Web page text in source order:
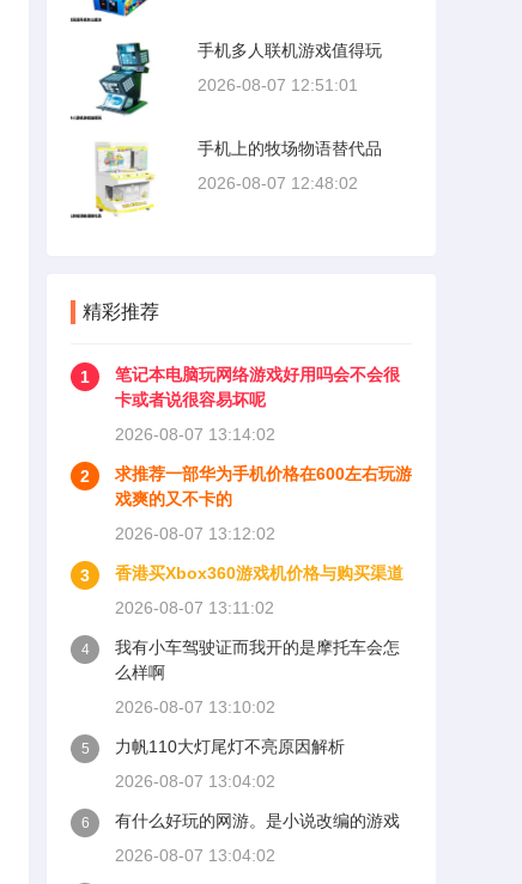
手机多人联机游戏值得玩
2026-08-07 12:51:01
手机上的牧场物语替代品
2026-08-07 12:48:02
精彩推荐
1
笔记本电脑玩网络游戏好用吗会不会很
卡或者说很容易坏呢
2026-08-07 13:14:02
2
求推荐一部华为手机价格在600左右玩游
戏爽的又不卡的
2026-08-07 13:12:02
3
香港买Xbox360游戏机价格与购买渠道
2026-08-07 13:11:02
4
我有小车驾驶证而我开的是摩托车会怎
么样啊
2026-08-07 13:10:02
5
力帆110大灯尾灯不亮原因解析
2026-08-07 13:04:02
6
有什么好玩的网游。是小说改编的游戏
2026-08-07 13:04:02